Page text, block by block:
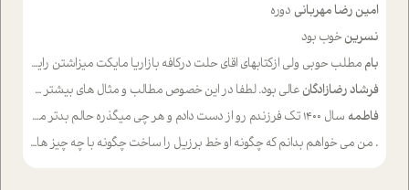
امین رضا مهربانی دوره
نسرینخوب بود
بام مطلب حوبی ولی ازکتابهای اقای حلت درکافه بازاریا مایکت میزاشتن رایگان خوب بود ولی هرکدام خلاصه شده ش تومجله از طریق سایت هم خوبه اینکه درزیر اخرصفحه گذاشته شده خب ادم خبره میره نصب میکنه میخونه ولی هرکسی گوشیش ظرفیتش نداره باتشکر
فرشاد رضازادگان عالی بود. لطفا در این خصوص مطالب و مثال های بیشتر ی ارایه دهید
فاطمه سال ۱۴۰۰ تک فرزندم رو از دست دادم و هر چی میگذره حالم بدتر میشه و دلتنگتر تنایی رو ترجیح دادم و معاشرت برام سخت شده
. من می خواهم بدانم که چگونه او خط برزیل را ساخت چگونه با چه چیز هایی